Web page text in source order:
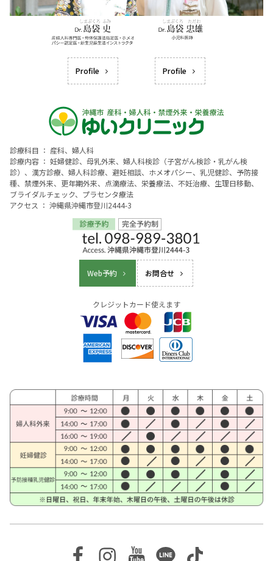
Profile Profile
診療科目 ： 産科、婦人科
診療内容 ： 妊婦健診、母乳外来、婦人科検診（子宮がん検診・乳がん検
診）、漢方診療、婦人科診療、避妊相談、ホメオパシー、乳児健診、予防接
種、禁煙外来、更年期外来、点滴療法、栄養療法、不妊治療、生理日移動、
ブライダルチェック、プラセンタ療法
アクセス ： 沖縄県沖縄市登川2444-3
Web予約 お問合せ
クレジットカード使えます
Facebook
Instagram
Youtube
LineTikTok